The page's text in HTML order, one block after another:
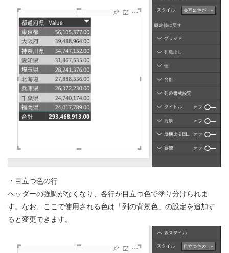
・目立つ色の行
ヘッダーの強調がなくなり、各行が目立つ色で塗り分けられま
す。なお、ここで使用される色は「列の背景色」の設定を追加す
ると変更できます。